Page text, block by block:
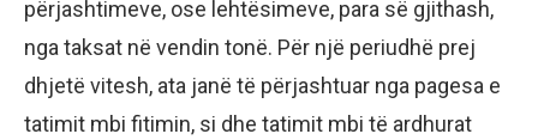
përjashtimeve, ose lehtësimeve, para së gjithash,
nga taksat në vendin tonë. Për një periudhë prej
dhjetë vitesh, ata janë të përjashtuar nga pagesa e
tatimit mbi fitimin, si dhe tatimit mbi të ardhurat